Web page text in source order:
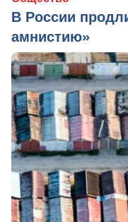
В России
амнистию»